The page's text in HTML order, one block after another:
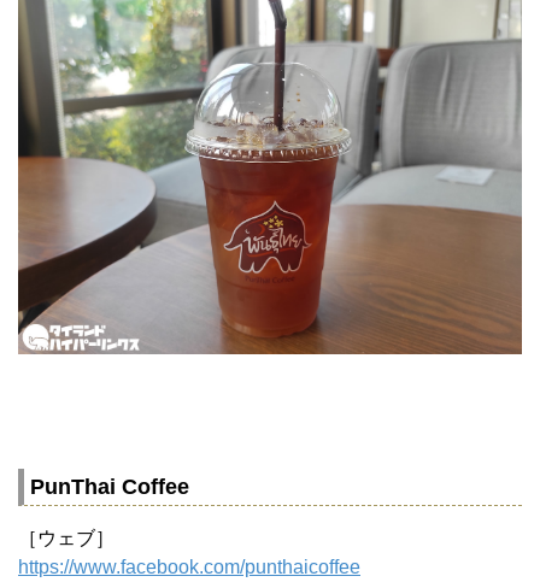
PunThai Coffee
［ウェブ］
https://www.facebook.com/punthaicoffee